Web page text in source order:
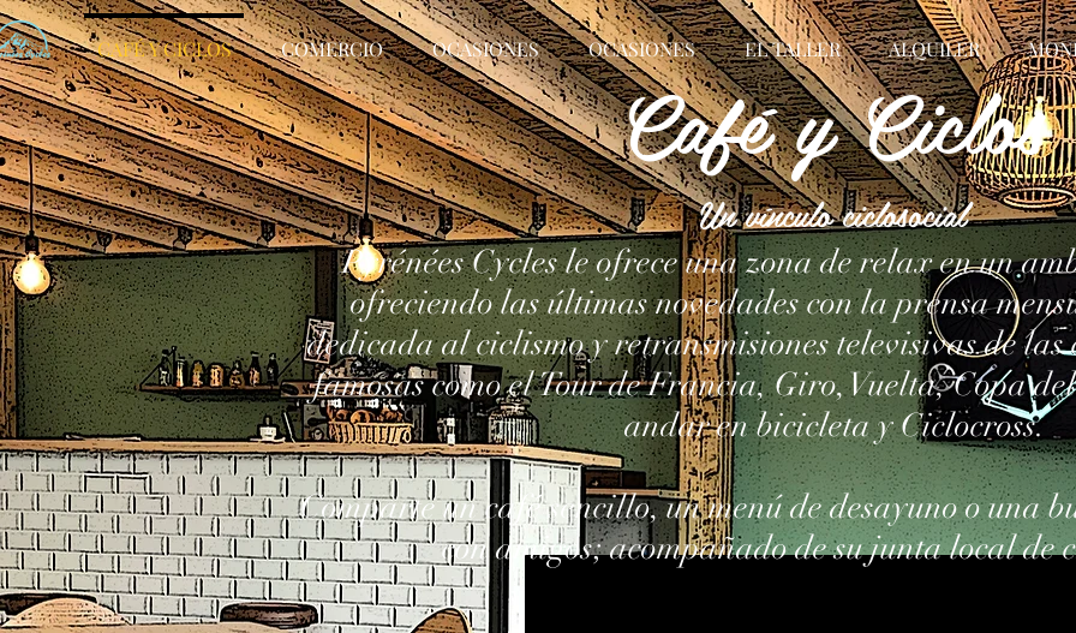
CAFÉ Y CICLOS COMERCIO OCASIONES OCASIONES EL TALLER ALQUILER
Café y Ciclos
Un vínculo ciclosocial
Pyrénées Cycles le ofrece una zona de relax en un
ofreciendo las últimas novedades con la prensa
dedicada al ciclismo y retransmisiones televisivas de
famosas como el Tour de Francia, Giro, Vuelta, Copa
andar en bicicleta y Ciclocross.
Comparte un café sencillo, un menú de desayuno o una
con amigos; acompañado de su junta local de